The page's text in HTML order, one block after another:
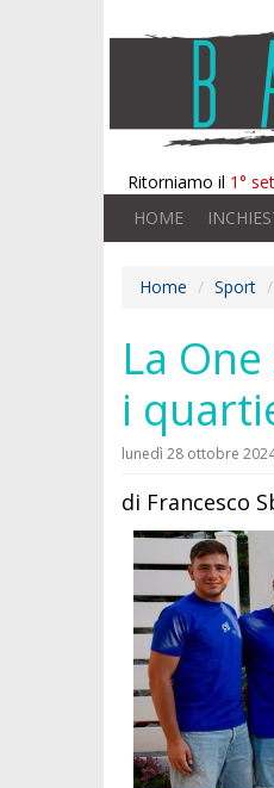
Ritorniamo il 1°
HOME
Home Sport
La
i
lunedì 28 ottobre
di Francesco